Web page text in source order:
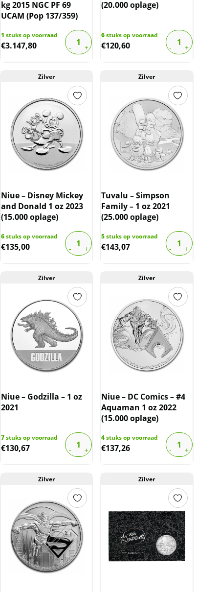
kg 2015 NGC PF 69
UCAM (Pop 137/359)
1 stuks op voorraad
€3.147,80
(20.000 oplage)
6stuks op voorraad
€120,60
Zilver
Niue – Disney Mickey
and Donald 1 oz 2023
(15.000 oplage)
6stuks op voorraad
€135,00
Zilver
Tuvalu – Simpson
Family – 1 oz 2021
(25.000 oplage)
5stuks op voorraad
€143,07
Zilver
Niue – Godzilla – 1 oz
2021
7stuks op voorraad
€130,67
Zilver
Niue – DC Comics – #4
Aquaman 1 oz 2022
(15.000 oplage)
4stuks op voorraad
€137,26
Zilver Zilver